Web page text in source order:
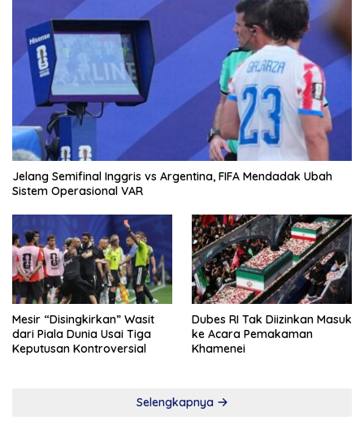
Jelang Semifinal Inggris vs Argentina, FIFA Mendadak Ubah
Sistem Operasional VAR
Mesir “Disingkirkan” Wasit
dari Piala Dunia Usai Tiga
Keputusan Kontroversial
Dubes RI Tak Diizinkan Masuk
ke Acara Pemakaman
Khamenei
Selengkapnya